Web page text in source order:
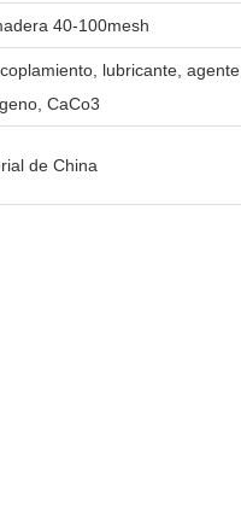
40-100mesh
lubricante, agente
CaCo3
de China